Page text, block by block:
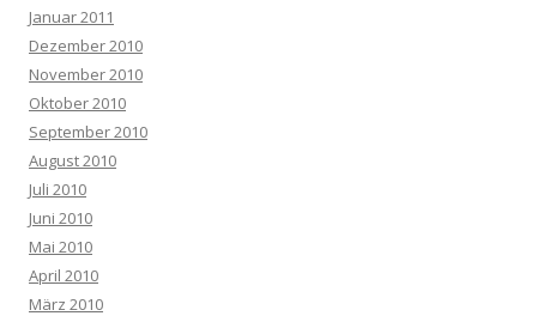
Januar 2011
Dezember 2010
November 2010
Oktober 2010
September 2010
August 2010
Juli 2010
Juni 2010
Mai 2010
April 2010
März 2010